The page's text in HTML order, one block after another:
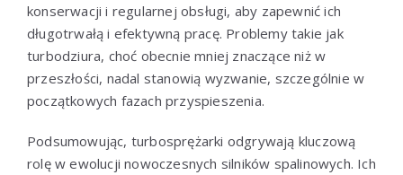
konserwacji i regularnej obsługi, aby zapewnić ich
długotrwałą i efektywną pracę. Problemy takie jak
turbodziura, choć obecnie mniej znaczące niż w
przeszłości, nadal stanowią wyzwanie, szczególnie w
początkowych fazach przyspieszenia.
Podsumowując, turbosprężarki odgrywają kluczową
rolę w ewolucji nowoczesnych silników spalinowych. Ich